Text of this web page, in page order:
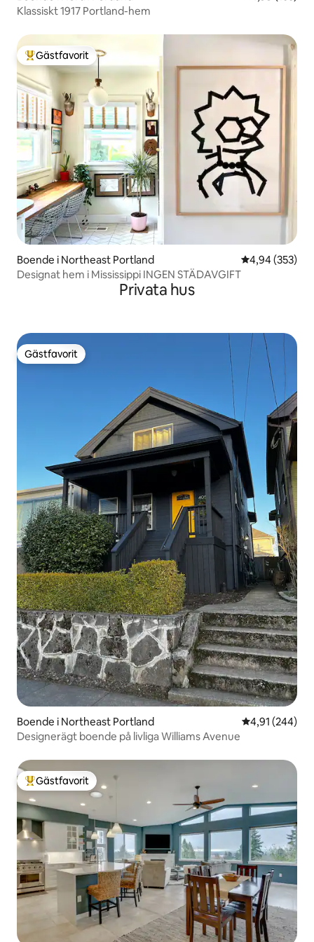
Klassiskt 1917 Portland-hem
Populär gästfavorit
Gästfavorit
Boende i Northeast Portland 4,94 av 5 i
4,94 (353)
Designat hem i Mississippi INGEN STÄDAVGIFT
Privata hus
Gästfavorit
Gästfavorit
Boende i Northeast Portland 4,91 av 5 i
4,91 (244)
Designerägt boende på livliga Williams Avenue
Populär gästfavorit
Gästfavorit